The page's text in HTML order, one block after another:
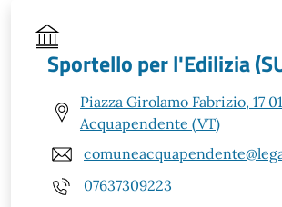
Sportello per l'Edilizia
Piazza Girolamo Fabrizio, 17
Acquapendente (VT)
07637309223